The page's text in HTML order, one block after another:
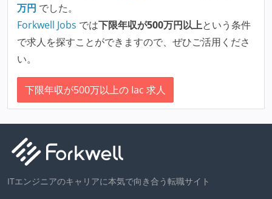
万円 でした。
Forkwell Jobs では下限年収が500万円以上という条件
で求人を探すことができますので、ぜひご活用くださ
い。
下限年収が500万以上の Iac 求人
ITエンジニアのキャリアに本気で向き合う転職サイト